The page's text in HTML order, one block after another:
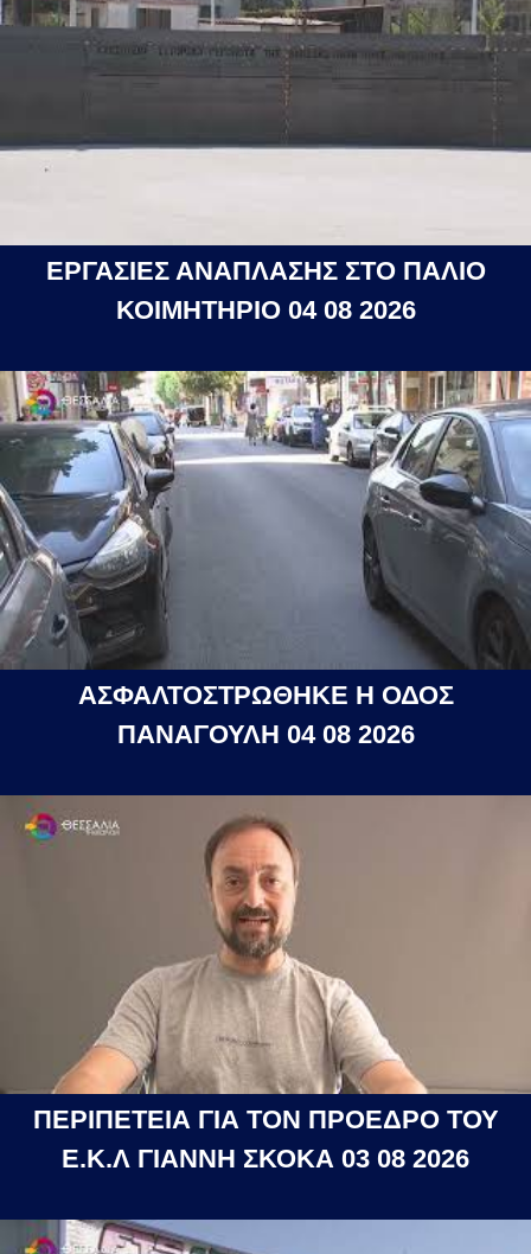
ΕΡΓΑΣΙΕΣ ΑΝΑΠΛΑΣΗΣ ΣΤΟ ΠΑΛΙΟ
ΚΟΙΜΗΤΗΡΙΟ 04 08 2026
ΑΣΦΑΛΤΟΣΤΡΩΘΗΚΕ Η ΟΔΟΣ
ΠΑΝΑΓΟΥΛΗ 04 08 2026
ΠΕΡΙΠΕΤΕΙΑ ΓΙΑ ΤΟΝ ΠΡΟΕΔΡΟ ΤΟΥ
Ε.Κ.Λ ΓΙΑΝΝΗ ΣΚΟΚΑ 03 08 2026